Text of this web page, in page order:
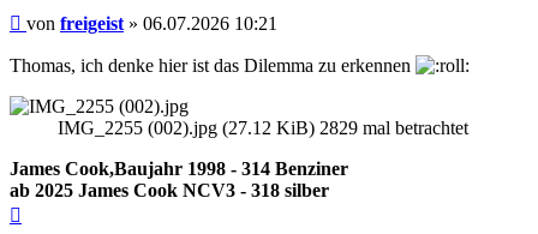
Beitrag
von freigeist » 06.07.2026 10:21
Thomas, ich denke hier ist das Dilemma zu erkennen
IMG_2255 (002).jpg (27.12 KiB) 2829 mal betrachtet
James Cook,Baujahr 1998 - 314 Benziner
ab 2025 James Cook NCV3 - 318 silber